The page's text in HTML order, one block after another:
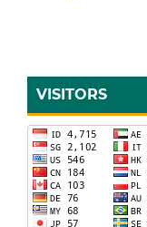
VISITORS